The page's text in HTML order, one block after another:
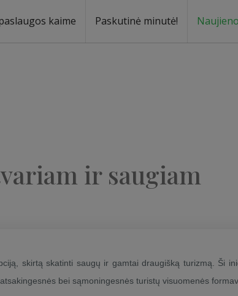
kaime Paskutinė minutė!
ir saugiam
skirtą skatinti saugų ir gamtai draugišką turizmą. Ši
bei sąmoningesnės turistų visuomenės